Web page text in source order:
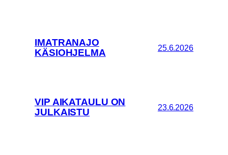
IMATRANAJO
KÄSIOHJELMA
25.6.2026
VIP AIKATAULU ON
JULKAISTU
23.6.2026